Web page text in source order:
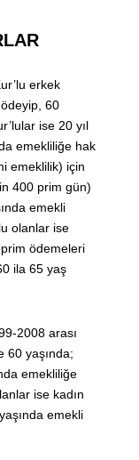
erkek
ödeyip, 60
ise 20 yıl
emekliliğe hak
emeklilik) için
400 prim gün)
emekli
olanlar ise
ödemeleri
ila 65 yaş
2008 arası
60 yaşında;
emekliliğe
ise kadın
emekli